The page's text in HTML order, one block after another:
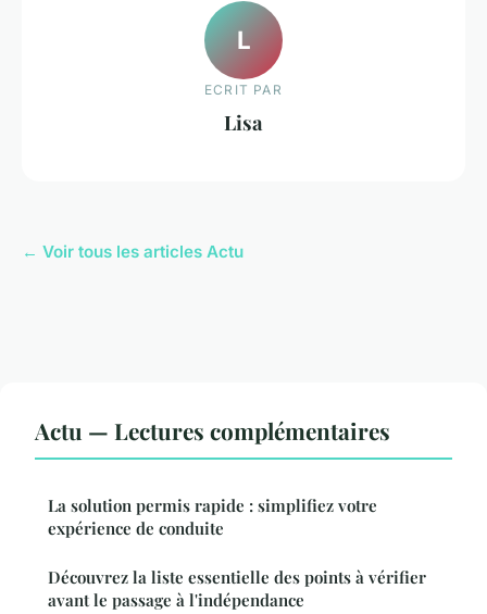
L
ECRIT PAR
Lisa
← Voir tous les articles Actu
Actu — Lectures complémentaires
La solution permis rapide : simplifiez votre
expérience de conduite
Découvrez la liste essentielle des points à vérifier
avant le passage à l'indépendance